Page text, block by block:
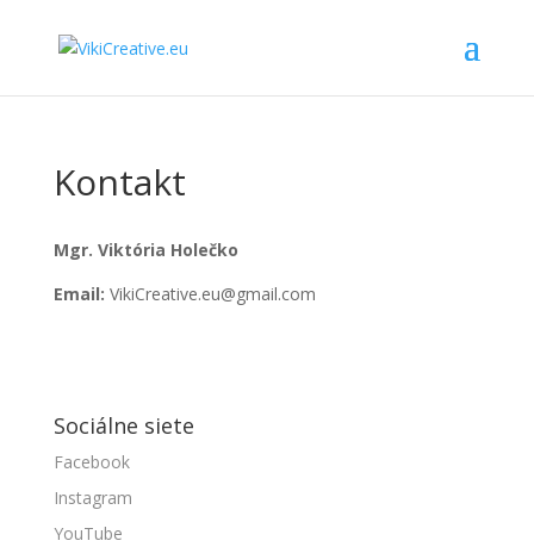
Kontakt
Mgr. Viktória Holečko
Email: VikiCreative.eu@gmail.com
Sociálne siete
Facebook
Instagram
YouTube